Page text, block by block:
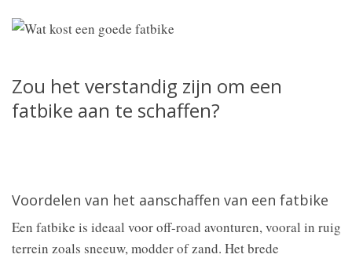
Zou het verstandig zijn om een
fatbike aan te schaffen?
Voordelen van het aanschaffen van een fatbike
Een fatbike is ideaal voor off-road avonturen, vooral in ruig
terrein zoals sneeuw, modder of zand. Het brede